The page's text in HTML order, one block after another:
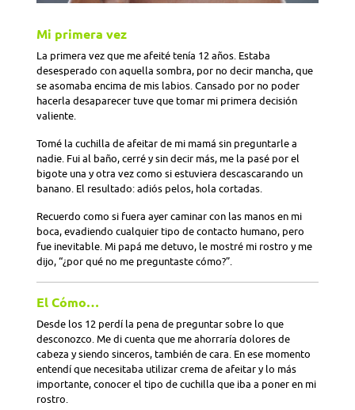
Mi primera vez
La primera vez que me afeité tenía 12 años. Estaba
desesperado con aquella sombra, por no decir mancha, que
se asomaba encima de mis labios. Cansado por no poder
hacerla desaparecer tuve que tomar mi primera decisión
valiente.
Tomé la cuchilla de afeitar de mi mamá sin preguntarle a
nadie. Fui al baño, cerré y sin decir más, me la pasé por el
bigote una y otra vez como si estuviera descascarando un
banano. El resultado: adiós pelos, hola cortadas.
Recuerdo como si fuera ayer caminar con las manos en mi
boca, evadiendo cualquier tipo de contacto humano, pero
fue inevitable. Mi papá me detuvo, le mostré mi rostro y me
dijo, “¿por qué no me preguntaste cómo?”.
El Cómo…
Desde los 12 perdí la pena de preguntar sobre lo que
desconozco. Me di cuenta que me ahorraría dolores de
cabeza y siendo sinceros, también de cara. En ese momento
entendí que necesitaba utilizar crema de afeitar y lo más
importante, conocer el tipo de cuchilla que iba a poner en mi
rostro.